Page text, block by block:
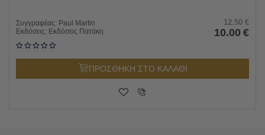
Συγγραφέας: Paul Martin
Εκδόσεις: Εκδόσεις Πατάκη
12.50 €
10.00 €
ΠΡΟΣΘΗΚΗ ΣΤΟ ΚΑΛΑΘΙ